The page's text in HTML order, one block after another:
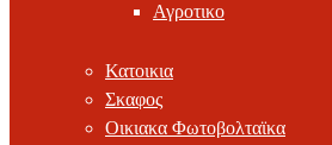
Αγροτικο
Κατοικια
Σκαφος
Οικιακα Φωτοβολταϊκα